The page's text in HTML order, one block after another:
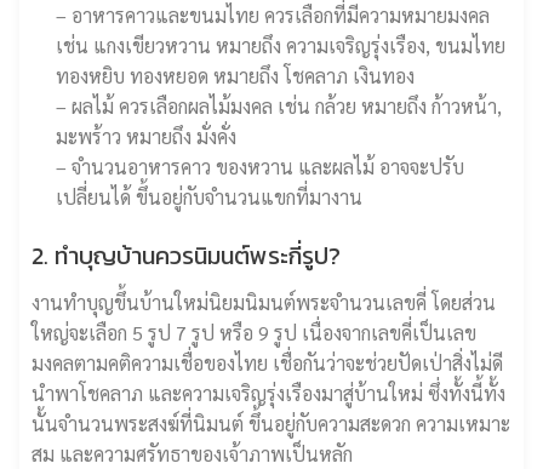
– อาหารคาวและขนมไทย ควรเลือกที่มีความหมายมงคล
เช่น แกงเขียวหวาน หมายถึง ความเจริญรุ่งเรือง, ขนมไทย
ทองหยิบ ทองหยอด หมายถึง โชคลาภ เงินทอง
– ผลไม้ ควรเลือกผลไม้มงคล เช่น กล้วย หมายถึง ก้าวหน้า,
มะพร้าว หมายถึง มั่งคั่ง
– จำนวนอาหารคาว ของหวาน และผลไม้ อาจจะปรับ
เปลี่ยนได้ ขึ้นอยู่กับจำนวนแขกที่มางาน
2. ทำบุญบ้านควรนิมนต์พระกี่รูป?
งานทำบุญขึ้นบ้านใหม่นิยมนิมนต์พระจำนวนเลขคี่ โดยส่วน
ใหญ่จะเลือก 5 รูป 7 รูป หรือ 9 รูป เนื่องจากเลขคี่เป็นเลข
มงคลตามคติความเชื่อของไทย เชื่อกันว่าจะช่วยปัดเป่าสิ่งไม่ดี
นำพาโชคลาภ และความเจริญรุ่งเรืองมาสู่บ้านใหม่ ซึ่งทั้งนี้ทั้ง
นั้นจำนวนพระสงฆ์ที่นิมนต์ ขึ้นอยู่กับความสะดวก ความเหมาะ
สม และความศรัทธาของเจ้าภาพเป็นหลัก